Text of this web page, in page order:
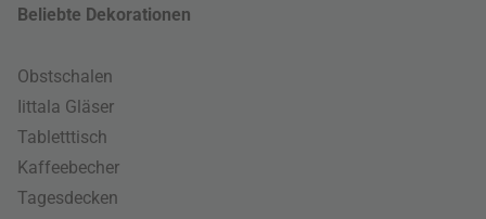
Beliebte Dekorationen
Obstschalen
Iittala Gläser
Tabletttisch
Kaffeebecher
Tagesdecken